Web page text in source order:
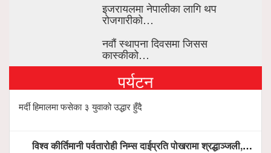
इजरायलमा नेपालीका लागि थप
रोजगारीको…
नवौं स्थापना दिवसमा जिसस
कास्कीको…
पर्यटन
मर्दी हिमालमा फसेका ३ युवाको उद्धार हुँदै
विश्व कीर्तिमानी पर्वतारोही निम्स दाईप्रति पोखरामा श्रद्धाञ्जली, दीप प्रज्वलन गर्दै योगदानको प्रशंसा (भिडियो सहित)